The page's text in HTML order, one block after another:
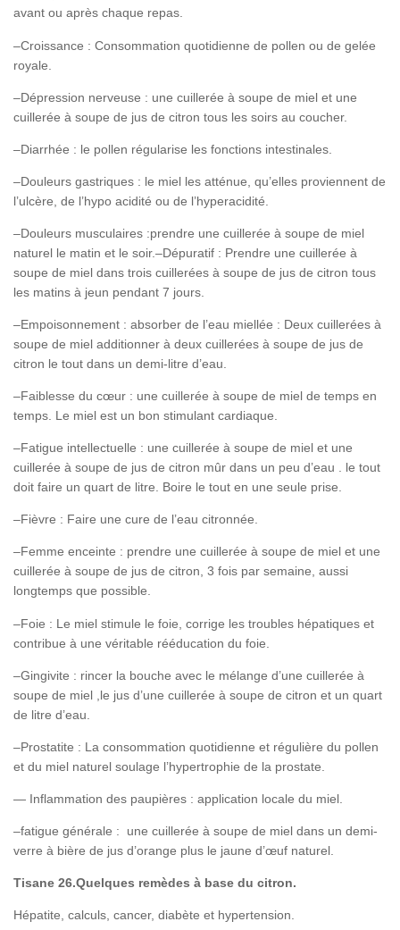
avant ou après chaque repas.
–Croissance : Consommation quotidienne de pollen ou de gelée
royale.
–Dépression nerveuse : une cuillerée à soupe de miel et une
cuillerée à soupe de jus de citron tous les soirs au coucher.
–Diarrhée : le pollen régularise les fonctions intestinales.
–Douleurs gastriques : le miel les atténue, qu’elles proviennent de
l’ulcère, de l’hypo acidité ou de l’hyperacidité.
–Douleurs musculaires :prendre une cuillerée à soupe de miel
naturel le matin et le soir.–Dépuratif : Prendre une cuillerée à
soupe de miel dans trois cuillerées à soupe de jus de citron tous
les matins à jeun pendant 7 jours.
–Empoisonnement : absorber de l’eau miellée : Deux cuillerées à
soupe de miel additionner à deux cuillerées à soupe de jus de
citron le tout dans un demi-litre d’eau.
–Faiblesse du cœur : une cuillerée à soupe de miel de temps en
temps. Le miel est un bon stimulant cardiaque.
–Fatigue intellectuelle : une cuillerée à soupe de miel et une
cuillerée à soupe de jus de citron mûr dans un peu d’eau . le tout
doit faire un quart de litre. Boire le tout en une seule prise.
–Fièvre : Faire une cure de l’eau citronnée.
–Femme enceinte : prendre une cuillerée à soupe de miel et une
cuillerée à soupe de jus de citron, 3 fois par semaine, aussi
longtemps que possible.
–Foie : Le miel stimule le foie, corrige les troubles hépatiques et
contribue à une véritable rééducation du foie.
–Gingivite : rincer la bouche avec le mélange d’une cuillerée à
soupe de miel ,le jus d’une cuillerée à soupe de citron et un quart
de litre d’eau.
–Prostatite : La consommation quotidienne et régulière du pollen
et du miel naturel soulage l’hypertrophie de la prostate.
— Inflammation des paupières : application locale du miel.
–fatigue générale : une cuillerée à soupe de miel dans un demi-
verre à bière de jus d’orange plus le jaune d’œuf naturel.
Tisane 26.Quelques remèdes à base du citron.
Hépatite, calculs, cancer, diabète et hypertension.